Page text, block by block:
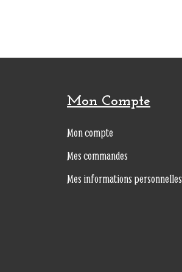
Mon Compte
Mon compte
Mes commandes
Mes informations personnelles